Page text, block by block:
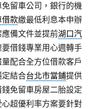
留車公司，銀行的機
借款繳最低利息本申辦
備文件並提前湖口汽
借錢專業用心週轉手
量配合全方位借款客戶
結合台北市當鋪提供
免留車房屋二胎設定
超優利率方案要針對